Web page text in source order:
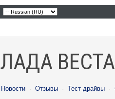
ЛАДА ВЕСТА
Новости · Отзывы · Тест-драйвы ·